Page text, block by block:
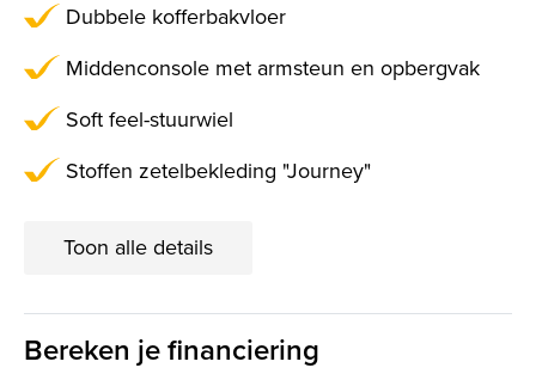
Dubbele kofferbakvloer
Middenconsole met armsteun en opbergvak
Soft feel-stuurwiel
Stoffen zetelbekleding "Journey"
Toon alle details
Bereken je financiering